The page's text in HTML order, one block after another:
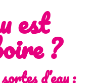
est
?
d’eau :